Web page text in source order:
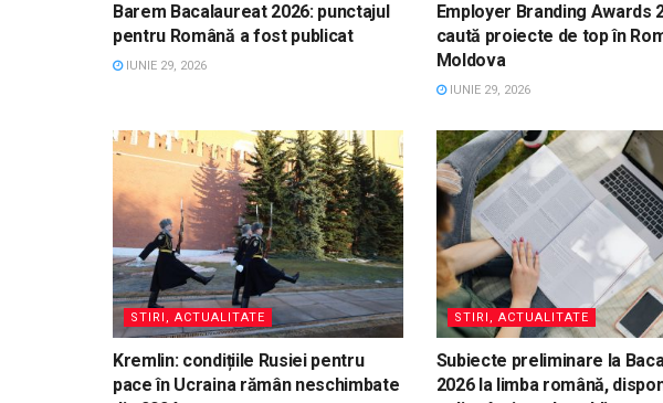
Barem Bacalaureat 2026: punctajul
pentru Română a fost publicat
IUNIE 29, 2026
Employer Branding Awards
caută proiecte de top în
Moldova
IUNIE 29, 2026
STIRI, ACTUALITATE
Kremlin: condițiile Rusiei pentru
pace în Ucraina rămân neschimbate
STIRI, ACTUALITATE
Subiecte preliminare la
2026 la limba română,